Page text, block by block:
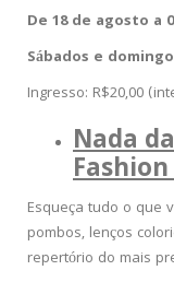
De 18 de agosto a
Sábados e
Ingresso: R$20,00
Nada
Esqueça tudo o que
pombos, lenços
repertório do mais